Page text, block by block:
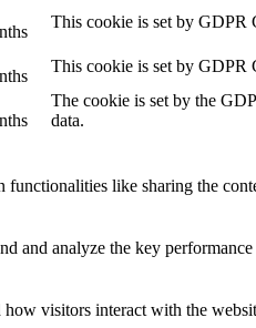
This cookie is set by GDPR
This cookie is set by GDPR
The cookie is set by the
data.
like sharing the
and analyze the key
visitors interact with the